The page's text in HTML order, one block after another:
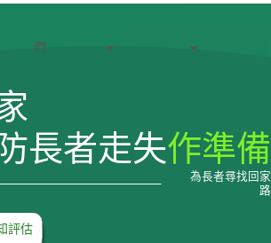
們
長者走失作準備
為長者尋找回家
路
評估